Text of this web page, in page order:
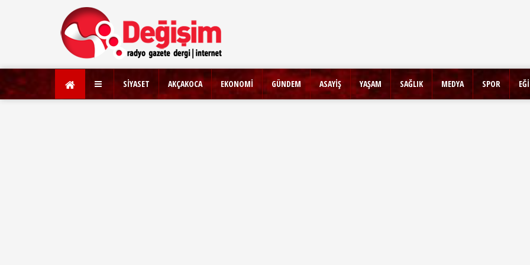
SİYASET AKÇAKOCA EKONOMİ GÜNDEM ASAYİŞ YAŞAM SAĞLIK MEDYA SPOR